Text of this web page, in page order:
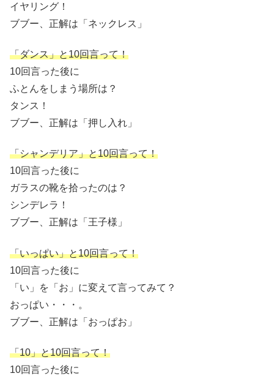
イヤリング！
ブブー、正解は「ネックレス」
「ダンス」と10回言って！
10回言った後に
ふとんをしまう場所は？
タンス！
ブブー、正解は「押し入れ」
「シャンデリア」と10回言って！
10回言った後に
ガラスの靴を拾ったのは？
シンデレラ！
ブブー、正解は「王子様」
「いっぱい」と10回言って！
10回言った後に
「い」を「お」に変えて言ってみて？
おっぱい・・・。
ブブー、正解は「おっぱお」
「10」と10回言って！
10回言った後に